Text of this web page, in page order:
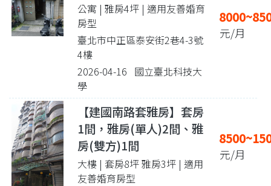
公寓 | 雅房4坪 | 適用友善婚育
房型
臺北市中正區泰安街2巷4-3號
4樓
2026-04-16 國立臺北科技大
學
元/月
【建國南路套雅房】套房
1間，雅房(單人)2間、雅
房(雙方)1間
大樓 | 套房8坪 雅房3坪 | 適用
友善婚育房型
元/月